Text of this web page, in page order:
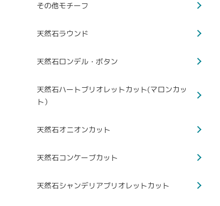
その他モチーフ
天然石ラウンド
天然石ロンデル・ボタン
天然石ハートブリオレットカット(マロンカッ
ト）
天然石オニオンカット
天然石コンケーブカット
天然石シャンデリアブリオレットカット